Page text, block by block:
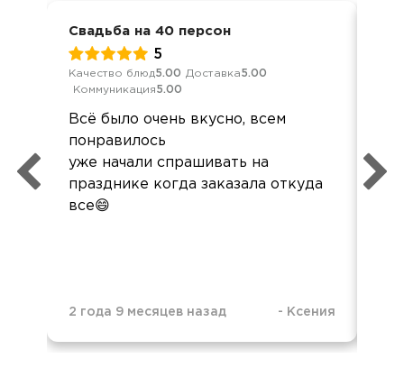
Свадьба на 40 персон
5
Качество блюд5.00 Доставка5.00
Коммуникация5.00
Всё было очень вкусно, всем
понравилось
уже начали спрашивать на
празднике когда заказала откуда
все😄
2 года 9 месяцев назад - Ксения